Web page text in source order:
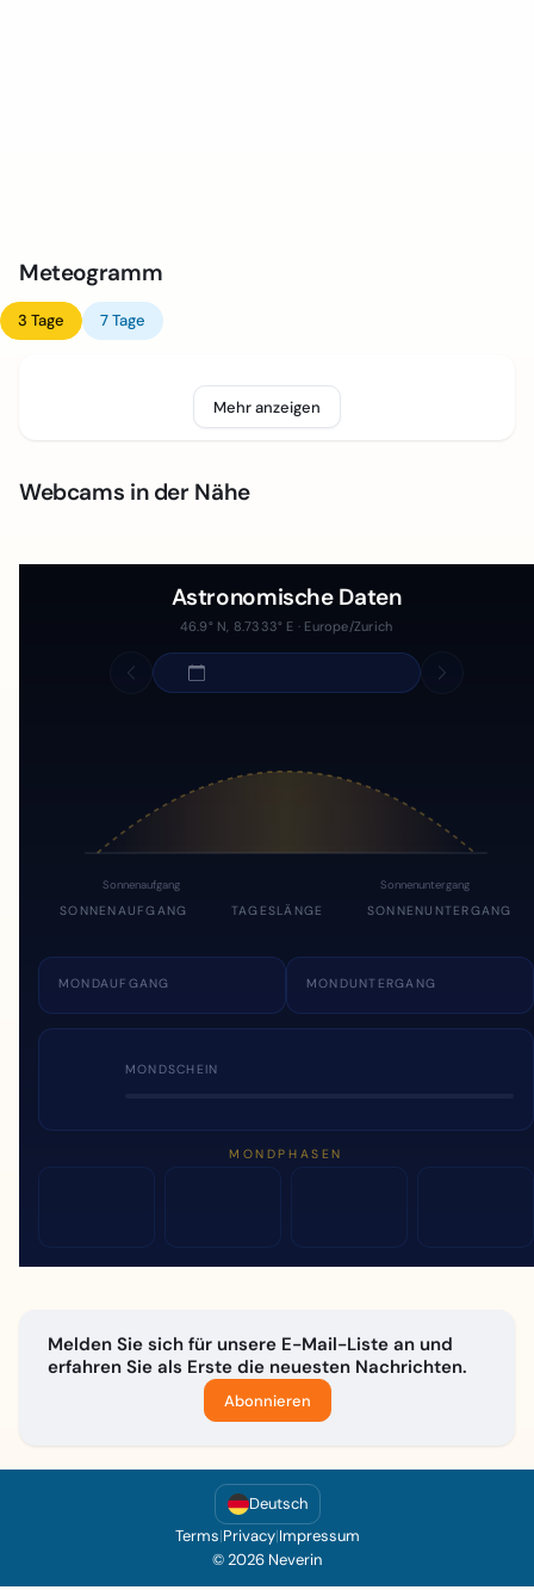
Meteogramm
3 Tage 7 Tage
Mehr anzeigen
Webcams in der Nähe
Astronomische Daten
46.9° N, 8.7333° E · Europe/Zurich
Sonnenaufgang Sonnenuntergang
SONNENAUFGANG TAGESLÄNGE SONNENUNTERGANG
MONDAUFGANG MONDUNTERGANG
MONDSCHEIN
MONDPHASEN
Melden Sie sich für unsere E-Mail-Liste an und
erfahren Sie als Erste die neuesten Nachrichten.
Abonnieren
Deutsch
Terms|Privacy|Impressum
© 2026 Neverin